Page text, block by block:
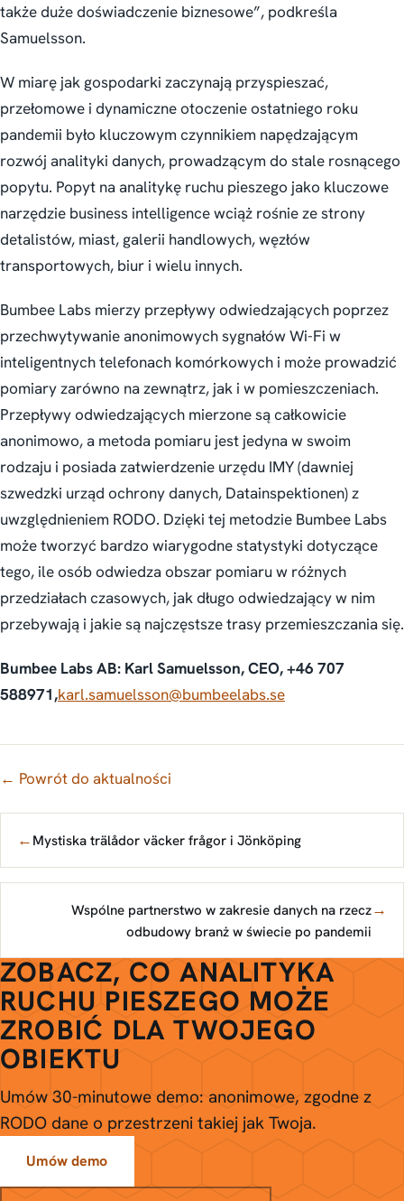
także duże doświadczenie biznesowe”, podkreśla
Samuelsson.
W miarę jak gospodarki zaczynają przyspieszać,
przełomowe i dynamiczne otoczenie ostatniego roku
pandemii było kluczowym czynnikiem napędzającym
rozwój analityki danych, prowadzącym do stale rosnącego
popytu. Popyt na analitykę ruchu pieszego jako kluczowe
narzędzie business intelligence wciąż rośnie ze strony
detalistów, miast, galerii handlowych, węzłów
transportowych, biur i wielu innych.
Bumbee Labs mierzy przepływy odwiedzających poprzez
przechwytywanie anonimowych sygnałów Wi-Fi w
inteligentnych telefonach komórkowych i może prowadzić
pomiary zarówno na zewnątrz, jak i w pomieszczeniach.
Przepływy odwiedzających mierzone są całkowicie
anonimowo, a metoda pomiaru jest jedyna w swoim
rodzaju i posiada zatwierdzenie urzędu IMY (dawniej
szwedzki urząd ochrony danych, Datainspektionen) z
uwzględnieniem RODO. Dzięki tej metodzie Bumbee Labs
może tworzyć bardzo wiarygodne statystyki dotyczące
tego, ile osób odwiedza obszar pomiaru w różnych
przedziałach czasowych, jak długo odwiedzający w nim
przebywają i jakie są najczęstsze trasy przemieszczania się.
Bumbee Labs AB: Karl Samuelsson, CEO, +46 707
588971,karl.samuelsson@bumbeelabs.se
← Powrót do aktualności
← Mystiska trälådor väcker frågor i Jönköping
Wspólne partnerstwo w zakresie danych na rzecz
odbudowy branż w świecie po pandemii
→
ZOBACZ, CO ANALITYKA
RUCHU PIESZEGO MOŻE
ZROBIĆ DLA TWOJEGO
OBIEKTU
Umów 30-minutowe demo: anonimowe, zgodne z
RODO dane o przestrzeni takiej jak Twoja.
Umów demo